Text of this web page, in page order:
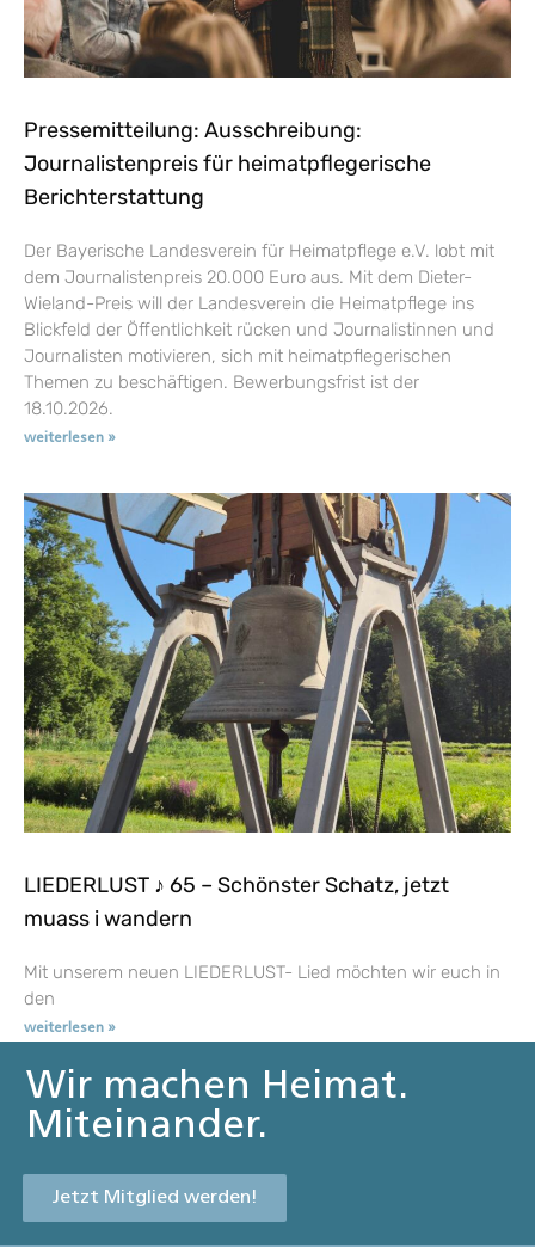
Pressemitteilung: Ausschreibung:
Journalistenpreis für heimatpflegerische
Berichterstattung
Der Bayerische Landesverein für Heimatpflege e.V. lobt mit
dem Journalistenpreis 20.000 Euro aus. Mit dem Dieter-
Wieland-Preis will der Landesverein die Heimatpflege ins
Blickfeld der Öffentlichkeit rücken und Journalistinnen und
Journalisten motivieren, sich mit heimatpflegerischen
Themen zu beschäftigen. Bewerbungsfrist ist der
18.10.2026.
weiterlesen »
LIEDERLUST ♪ 65 – Schönster Schatz, jetzt
muass i wandern
Mit unserem neuen LIEDERLUST- Lied möchten wir euch in
den
weiterlesen »
Wir machen Heimat.
Miteinander.
Jetzt Mitglied werden!